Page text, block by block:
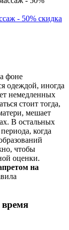
- 50% скидка
фоне
одеждой, иногда
немедленных
стоит тогда,
мешает
В остальных
когда
чтобы
оценки.
на